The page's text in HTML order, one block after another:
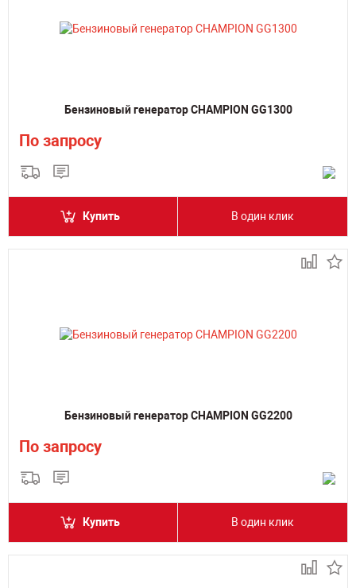
Бензиновый генератор CHAMPION GG1300
По запросу
Купить В один клик
Бензиновый генератор CHAMPION GG2200
По запросу
Купить В один клик